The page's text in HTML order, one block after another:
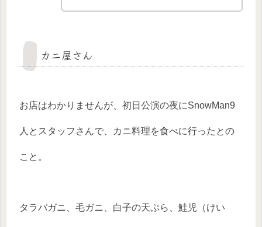
カニ屋さん
お店はわかりませんが、初日公演の夜にSnowMan9
人とスタッフさんで、カニ料理を食べに行ったとの
こと。
タラバガニ、毛ガニ、白子の天ぷら、鮭児（けい